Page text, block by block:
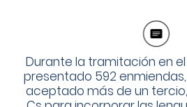
Durante la tramitación en
presentado 592
aceptado más de un